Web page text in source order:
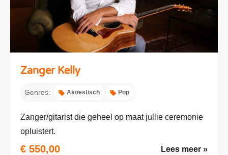
Zanger Kelly
Genres: Akoestisch Pop
Zanger/gitarist die geheel op maat jullie ceremonie
opluistert.
€ 550,00 Lees meer »